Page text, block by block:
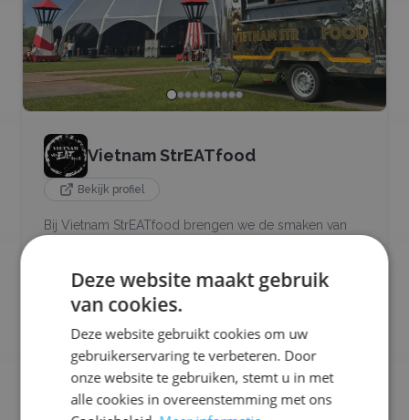
Vietnam StrEATfood
Bekijk profiel
Bij Vietnam StrEATfood brengen we de smaken van
smaakvolle Pho soup, Banh mi, beef noodle salade en
natuurlijk onze authentieke Vietnamese loempia’s.
Alles wordt ter plekke bereid in onze authentieke
tuktuk,chefmobile trailer of Airstream.
Ons aanbod:
Snacks 🥡Street Food 🍛Aziatisch 🍲Soep
Deze website maakt gebruik
van cookies.
Deze website gebruikt cookies om uw
gebruikerservaring te verbeteren. Door
onze website te gebruiken, stemt u in met
alle cookies in overeenstemming met ons